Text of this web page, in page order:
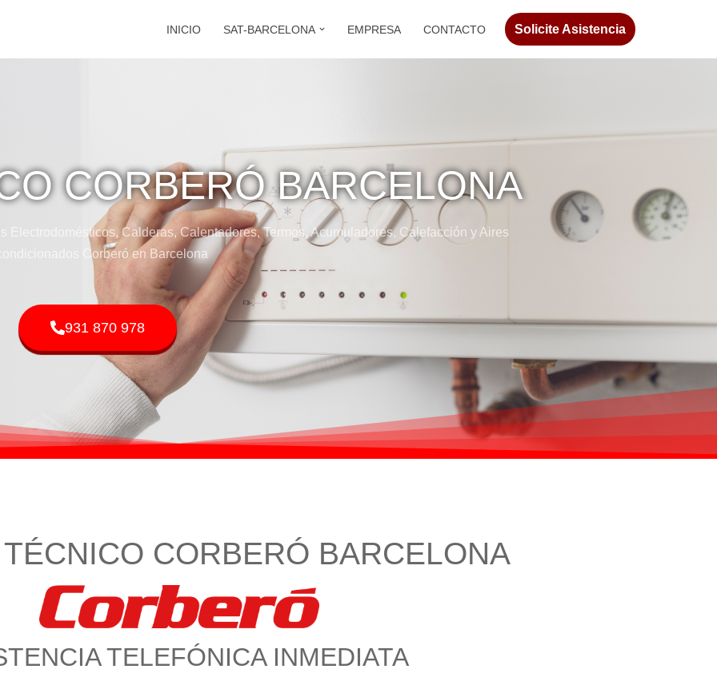
INICIO SAT-BARCELONA EMPRESA CONTACTO Solicite Asistencia
CORBERÓ BARCELONA
Calderas, Calentadores, Termos, Acumuladores, Calefacción y Aires
Corberó en Barcelona
931 870 978
CORBERÓ BARCELONA
TELEFÓNICA INMEDIATA